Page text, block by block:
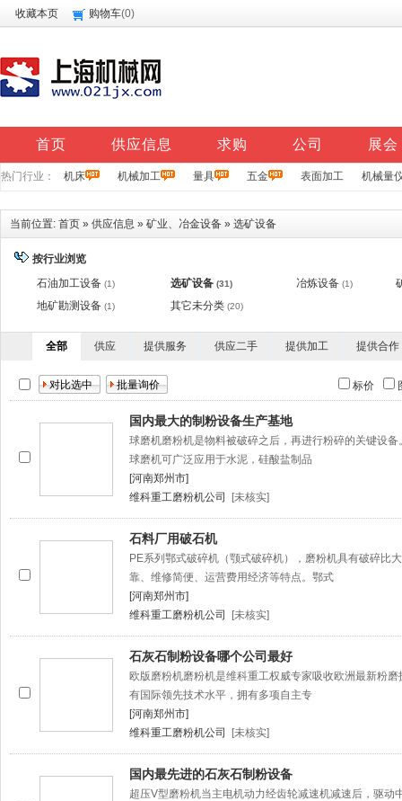
收藏本页 购物车(0)
首页 供应信息 求购 公司 展会
热门行业： 机床 机械加工 量具 五金 表面加工 机械量
当前位置: 首页 » 供应信息 » 矿业、冶金设备 » 选矿设备
按行业浏览
石油加工设备 (1) 选矿设备 (31) 冶炼设备 (1)
地矿勘测设备 (1) 其它未分类 (20)
全部 供应 提供服务 供应二手 提供加工 提供合作
标价
国内最大的制粉设备生产基地
球磨机磨粉机是物料被破碎之后，再进行粉碎的关键设
球磨机可广泛应用于水泥，硅酸盐制品
[河南郑州市]
维科重工磨粉机公司
[未核实]
石料厂用破石机
PE系列鄂式破碎机（颚式破碎机），磨粉机具有破碎比
靠、维修简便、运营费用经济等特点。鄂式
[河南郑州市]
维科重工磨粉机公司
[未核实]
石灰石制粉设备哪个公司最好
欧版磨粉机磨粉机是维科重工权威专家吸收欧洲最新粉
有国际领先技术水平，拥有多项自主专
[河南郑州市]
维科重工磨粉机公司
[未核实]
国内最先进的石灰石制粉设备
超压V型磨粉机当主电机动力经齿轮减速机减速后，驱动